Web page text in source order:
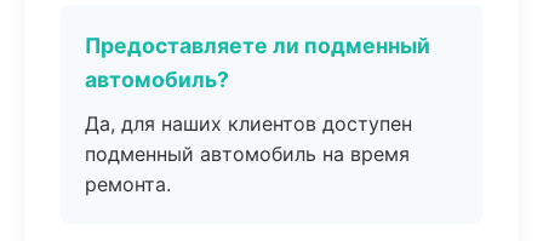
Предоставляете ли подменный
автомобиль?
Да, для наших клиентов доступен
подменный автомобиль на время
ремонта.